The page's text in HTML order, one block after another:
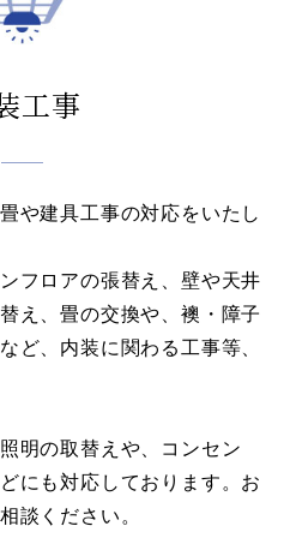
工事
や建具工事の対応をいたし
フロアの張替え、壁や天井
え、畳の交換や、襖・障子
ど、内装に関わる工事等、
明の取替えや、コンセン
にも対応しております。お
談ください。